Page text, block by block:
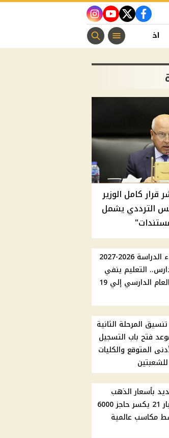
facebook
twitter
youtube
instagram
اخبار الفن منوعات مسيحية
قرار كامل الوزير
الترددي يشمل
موعد بدء الدراسة 2026-2027
التعليم ينفي
التأجيل العام الدارسي إلي 19
المرحلة الثانية
موعد فتح باب التسجيل
المتوقع والكليات
بأسعار الذهب
بمصر. عيار 21 يكسر حاجز 6000
مكاسب عالمية